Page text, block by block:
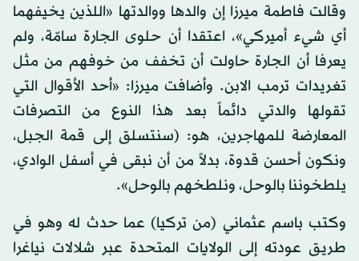
وقالت فاطمة ميرزا إن والدها ووالدتها «اللذين يخيفهما
أي شيء أميركي»، اعتقدا أن حلوى الجارة سامّة، ولم
يعرفا أن الجارة حاولت أن تخفف من خوفهم من مثل
تغريدات ترمب الابن. وأضافت ميرزا: «أحد الأقوال التي
تقولها والدتي دائماً بعد هذا النوع من التصرفات
المعارضة للمهاجرين، هو: (سنتسلق إلى قمة الجبل،
ونكون أحسن قدوة، بدلاً من أن نبقى في أسفل الوادي،
يلطخوننا بالوحل، ونلطخهم بالوحل».
وكتب باسم عثماني (من تركيا) عما حدث له وهو في
طريق عودته إلى الولايات المتحدة عبر شلالات نياغرا